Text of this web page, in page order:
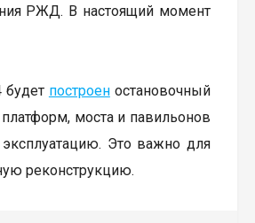
РЖД. В настоящий момент
построеностановочный
моста и павильонов
Это важно для
реконструкцию.